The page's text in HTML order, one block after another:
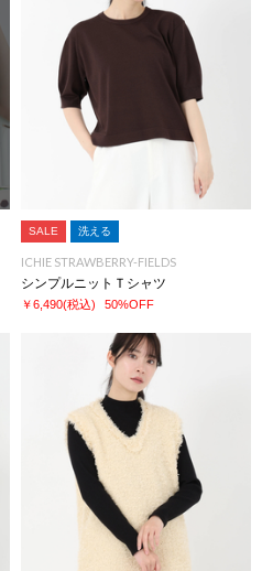
SALE 洗える
ICHIE STRAWBERRY-FIELDS
シンプルニットＴシャツ
￥6,490(税込) 50%OFF